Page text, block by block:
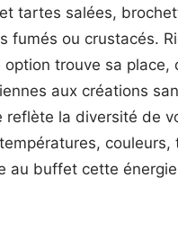
tartes salées,
fumés ou crustacés.
option trouve sa place,
aux créations
reflète la diversité de
couleurs,
au buffet cette